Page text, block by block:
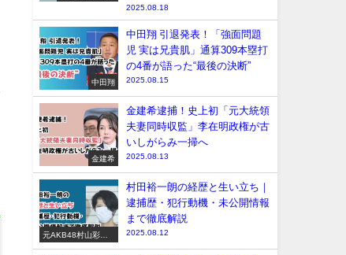
2025.08.18
中田翔
中田翔 引退発表！「強面問題
児 実は兄貴肌」通算309本塁打
の4番が語った“最後の決断”
2025.08.15
金建希
金建希逮捕！史上初「元大統領
夫妻同時収監」李在明政権が古
いしがらみ一掃へ
2025.08.13
元AKB48村山彩希
脅迫事件
村田裕一朗の経歴と生い立ち｜
逮捕歴・犯行動機・未公開情報
まで徹底解説
2025.08.12